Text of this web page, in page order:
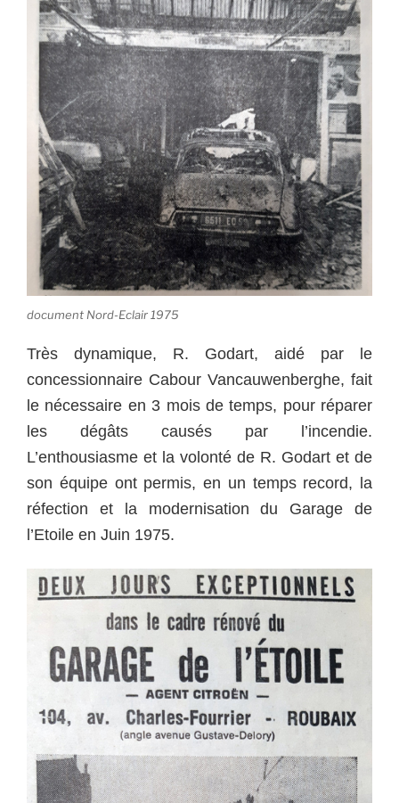
document Nord-Eclair 1975
Très dynamique, R. Godart, aidé par le
concessionnaire Cabour Vancauwenberghe, fait
le nécessaire en 3 mois de temps, pour réparer
les dégâts causés par l’incendie.
L’enthousiasme et la volonté de R. Godart et de
son équipe ont permis, en un temps record, la
réfection et la modernisation du Garage de
l’Etoile en Juin 1975.